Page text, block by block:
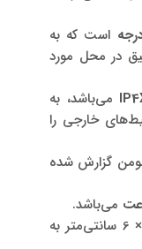
است که به
در محل مورد
می‌باشد، به
خارجی را
روشنایی این چراغ نیز 4500 لومن گزارش شده
می‌باشد.
این چراغ شعاع در ابعاد 100 × 8.8 × 6 سانتی‌متر به